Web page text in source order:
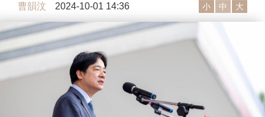
曹韻汶 2024-10-01 14:36 小 中 大